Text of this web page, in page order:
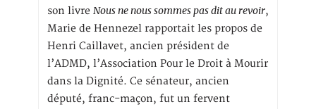
son livre Nous ne nous sommes pas dit au revoir,
Marie de Hennezel rapportait les propos de
Henri Caillavet, ancien président de
l’ADMD, l’Association Pour le Droit à Mourir
dans la Dignité. Ce sénateur, ancien
député, franc-maçon, fut un fervent